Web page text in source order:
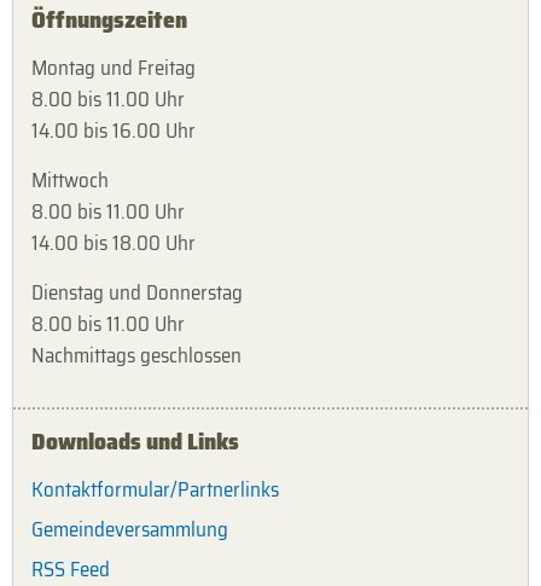
Öffnungszeiten
Montag und Freitag
8.00 bis 11.00 Uhr
14.00 bis 16.00 Uhr
Mittwoch
8.00 bis 11.00 Uhr
14.00 bis 18.00 Uhr
Dienstag und Donnerstag
8.00 bis 11.00 Uhr
Nachmittags geschlossen
Downloads und Links
Kontaktformular/Partnerlinks
Gemeindeversammlung
RSS Feed